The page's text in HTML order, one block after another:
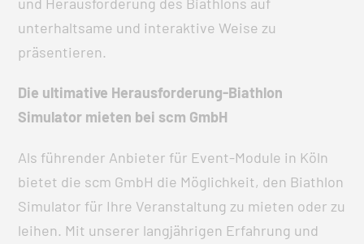
unterhaltsame und interaktive Weise zu
präsentieren.
Die ultimative Herausforderung-Biathlon
Simulator mieten bei scm GmbH
Als führender Anbieter für Event-Module in Köln
bietet die scm GmbH die Möglichkeit, den Biathlon
Simulator für Ihre Veranstaltung zu mieten oder zu
leihen. Mit unserer langjährigen Erfahrung und